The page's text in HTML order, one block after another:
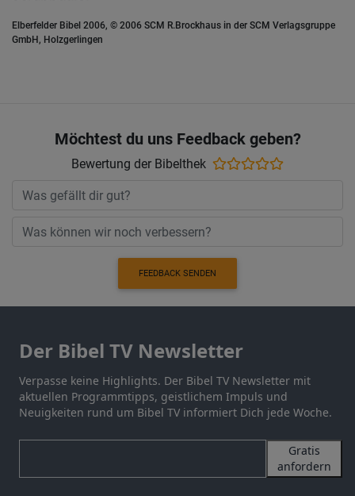
Elberfelder Bibel 2006, © 2006 SCM R.Brockhaus in der SCM Verlagsgruppe
GmbH, Holzgerlingen
Möchtest du uns Feedback geben?
Bewertung der Bibelthek
FEEDBACK SENDEN
Der Bibel TV Newsletter
Verpasse keine Highlights. Der Bibel TV Newsletter mit
aktuellen Programmtipps, geistlichem Impuls und
Neuigkeiten rund um Bibel TV informiert Dich jede Woche.
Gratis
anfordern